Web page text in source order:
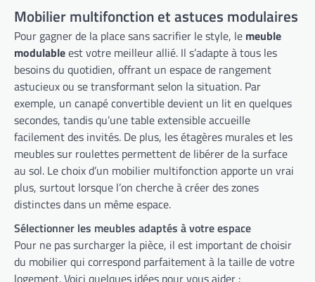
Mobilier multifonction et astuces modulaires
Pour gagner de la place sans sacrifier le style, le meuble
modulableest votre meilleur allié. Il s’adapte à tous les
besoins du quotidien, offrant un espace de rangement
astucieux ou se transformant selon la situation. Par
exemple, un canapé convertible devient un lit en quelques
secondes, tandis qu’une table extensible accueille
facilement des invités. De plus, les étagères murales et les
meubles sur roulettes permettent de libérer de la surface
au sol. Le choix d’un mobilier multifonction apporte un vrai
plus, surtout lorsque l’on cherche à créer des zones
distinctes dans un même espace.
Sélectionner les meubles adaptés à votre espace
Pour ne pas surcharger la pièce, il est important de choisir
du mobilier qui correspond parfaitement à la taille de votre
logement. Voici quelques idées pour vous aider :